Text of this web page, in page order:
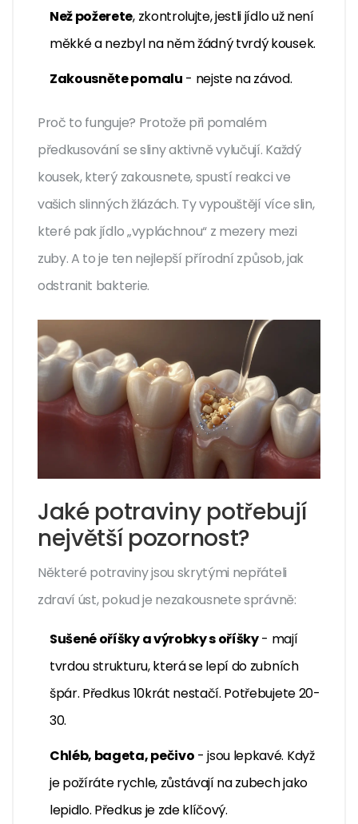
Než požerete, zkontrolujte, jestli jídlo už není
měkké a nezbyl na něm žádný tvrdý kousek.
Zakousněte pomalu - nejste na závod.
Proč to funguje? Protože při pomalém
předkusování se sliny aktivně vylučují. Každý
kousek, který zakousnete, spustí reakci ve
vašich slinných žlázách. Ty vypouštějí více slin,
které pak jídlo „vypláchnou“ z mezery mezi
zuby. A to je ten nejlepší přírodní způsob, jak
odstranit bakterie.
Jaké potraviny potřebují
největší pozornost?
Některé potraviny jsou skrytými nepřáteli
zdraví úst, pokud je nezakousnete správně:
Sušené oříšky a výrobky s oříšky- mají
tvrdou strukturu, která se lepí do zubních
špár. Předkus 10krát nestačí. Potřebujete 20-
30.
Chléb, bageta, pečivo - jsou lepkavé. Když
je požíráte rychle, zůstávají na zubech jako
lepidlo. Předkus je zde klíčový.